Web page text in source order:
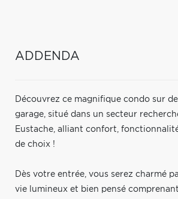
ADDENDA
Découvrez ce magnifique condo sur
garage, situé dans un secteur
Eustache, alliant confort,
de choix !
Dès votre entrée, vous serez charmé
vie lumineux et bien pensé